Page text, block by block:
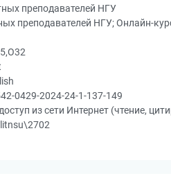
преподавателей НГУ
преподавателей НГУ; Онлайн-
0429-2024-24-1-137-149
из сети Интернет (чтение,